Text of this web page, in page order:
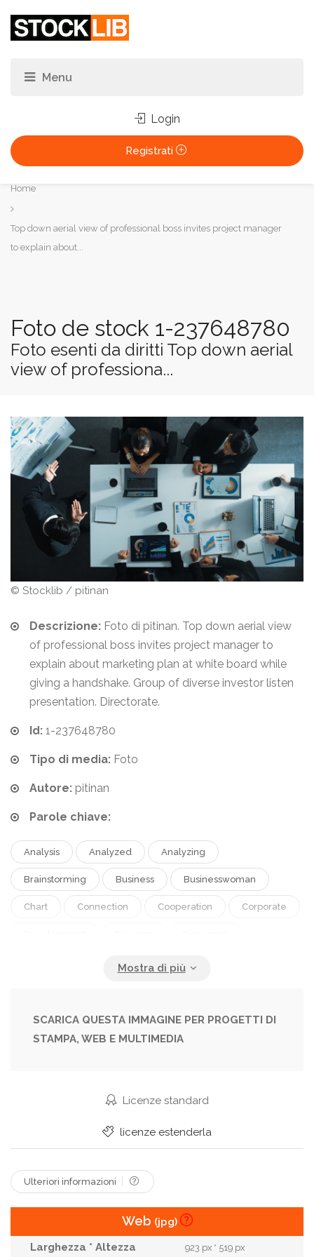
Login
Registrati
Tu
sei
qui:
Home
Top down aerial view of professional boss invites project manager
to explain about...
Foto de stock 1-237648780
Foto esenti da diritti Top down aerial
view of professiona...
© Stocklib / pitinan
Descrizione: Foto di pitinan. Top down aerial view
of professional boss invites project manager to
explain about marketing plan at white board while
giving a handshake. Group of diverse investor listen
presentation. Directorate.
Id: 1-237648780
Tipo di media: Foto
Autore: pitinan
Parole chiave:
Analysis Analyzed Analyzing
Brainstorming Business Businesswoman
Chart Connection Cooperation Corporate
Exchange Finance
Idea Information Innovation Investment
Laptop Management Marketing
Statistic Stock Strategy
System Talking
Topdown Trade View
SCARICA QUESTA IMMAGINE PER PROGETTI DI
STAMPA, WEB E MULTIMEDIA
Licenze standard
licenze estenderla
Ulteriori informazioni
Web (jpg)
923 px * 519 px